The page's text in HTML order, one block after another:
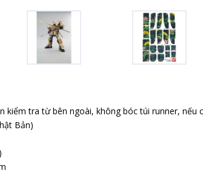
kiểm tra từ bên ngoài, không bóc túi runner,
Bản)